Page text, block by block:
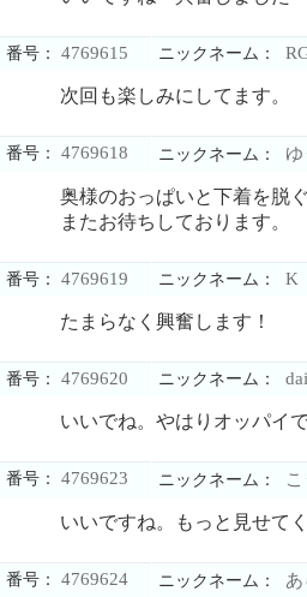
番号： 4769615 ニックネーム：
次回も楽しみにしてます。
番号： 4769618 ニックネーム：
奥様のおっぱいと下着を脱
またお待ちしております。
番号： 4769619 ニックネーム： K
たまらなく興奮します！
番号： 4769620 ニックネーム：
いいでね。やはりオッパイ
番号： 4769623 ニックネーム：
いいですね。もっと見せて
番号： 4769624 ニックネーム：